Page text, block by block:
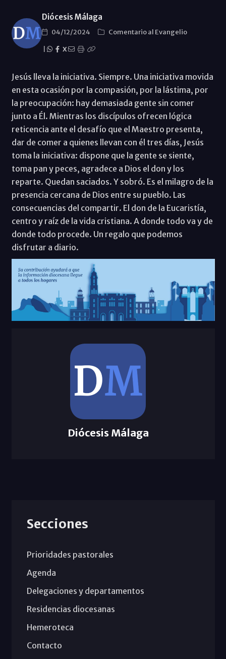
Diócesis Málaga
04/12/2024
Comentario al Evangelio
X
Jesús lleva la iniciativa. Siempre. Una iniciativa movida
en esta ocasión por la compasión, por la lástima, por
la preocupación: hay demasiada gente sin comer
junto a Él. Mientras los discípulos ofrecen lógica
reticencia ante el desafío que el Maestro presenta,
dar de comer a quienes llevan con él tres días, Jesús
toma la iniciativa: dispone que la gente se siente,
toma pan y peces, agradece a Dios el don y los
reparte. Quedan saciados. Y sobró. Es el milagro de la
presencia cercana de Dios entre su pueblo. Las
consecuencias del compartir. El don de la Eucaristía,
centro y raíz de la vida cristiana. A donde todo va y de
donde todo procede. Un regalo que podemos
disfrutar a diario.
Diócesis Málaga
Secciones
Prioridades pastorales
Agenda
Delegaciones y departamentos
Residencias diocesanas
Hemeroteca
Contacto